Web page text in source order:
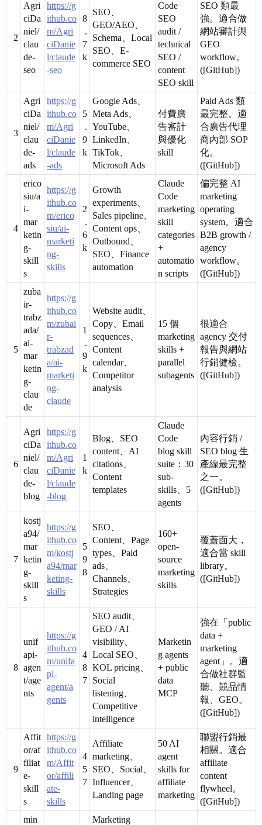
2
Agri
ciDa
niel/
clau
de-
seo
https://g
ithub.co
m/Agri
ciDanie
l/claude
-seo
8
.
7
k
SEO、
GEO/AEO、
Schema、Local
SEO、E-
commerce SEO
Code
SEO
audit /
technical
SEO /
content
SEO skill
SEO 類最
強。適合做
網站審計與
GEO
workflow。
([GitHub])
3
Agri
ciDa
niel/
clau
de-
ads
https://g
ithub.co
m/Agri
ciDanie
l/claude
-ads
5
.
9
k
Google Ads、
Meta Ads、
YouTube、
LinkedIn、
TikTok、
Microsoft Ads
付費廣
告審計
與優化
skill
Paid Ads 類
最完整。適
合廣告代理
商內部 SOP
化。
([GitHub])
4
erico
siu/a
i-
mar
ketin
g-
skill
s
https://g
ithub.co
m/erico
siu/ai-
marketi
ng-
skills
2
.
6
k
Growth
experiments、
Sales pipeline、
Content ops、
Outbound、
SEO、Finance
automation
Claude
Code
marketing
skill
categories
+
automatio
n scripts
偏完整 AI
marketing
operating
system。適合
B2B growth /
agency
workflow。
([GitHub])
5
zuba
ir-
trabz
ada/
ai-
mar
ketin
g-
clau
de
https://g
ithub.co
m/zubai
r-
trabzad
a/ai-
marketi
ng-
claude
1
.
9
k
Website audit、
Copy、Email
sequences、
Content
calendar、
Competitor
analysis
15 個
marketing
skills +
parallel
subagents
很適合
agency 交付
報告與網站
行銷健檢。
([GitHub])
6
Agri
ciDa
niel/
clau
de-
blog
https://g
ithub.co
m/Agri
ciDanie
l/claude
-blog
1
k
Blog、SEO
content、AI
citations、
Content
templates
Claude
Code
blog skill
suite：30
sub-
skills、5
agents
內容行銷 /
SEO blog 生
產線最完整
之一。
([GitHub])
7
kostj
a94/
mar
ketin
g-
skill
s
https://g
ithub.co
m/kostj
a94/mar
keting-
skills
5
9
8
SEO、
Content、Page
types、Paid
ads、
Channels、
Strategies
160+
open-
source
marketing
skills
覆蓋面大，
適合當 skill
library。
([GitHub])
8
unif
api-
agen
t/age
nts
https://g
ithub.co
m/unifa
pi-
agent/a
gents
4
8
7
SEO audit、
GEO / AI
visibility、
Local SEO、
KOL pricing、
Social
listening、
Competitive
intelligence
Marketin
g agents
+ public
data
MCP
強在「public
data +
marketing
agent」。適
合做社群監
聽、競品情
報、GEO。
([GitHub])
9
Affit
or/af
filiat
e-
skill
s
https://g
ithub.co
m/Affit
or/affili
ate-
skills
4
5
7
Affiliate
marketing、
SEO、Social、
Influencer、
Landing page
50 AI
agent
skills for
affiliate
marketing
聯盟行銷最
相關。適合
affiliate
content
flywheel。
([GitHub])
min
Marketing